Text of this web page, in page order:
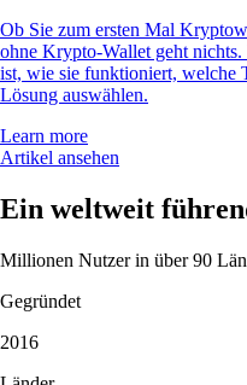
Ob Sie zum ersten Mal
ohne Krypto-Wallet geht
ist, wie sie funktioniert, welche
Lösung auswählen.
Learn more
Artikel ansehen
Ein weltweit
Millionen Nutzer in über 90
Gegründet
2016